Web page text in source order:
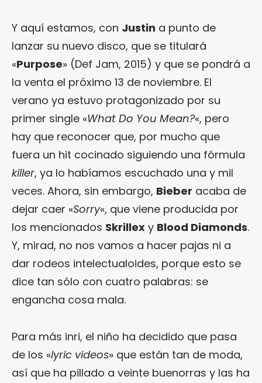
Y aquí estamos, con Justin a punto de
lanzar su nuevo disco, que se titulará
«Purpose» (Def Jam, 2015) y que se pondrá a
la venta el próximo 13 de noviembre. El
verano ya estuvo protagonizado por su
primer single «What Do You Mean?«, pero
hay que reconocer que, por mucho que
fuera un hit cocinado siguiendo una fórmula
killer, ya lo habíamos escuchado una y mil
veces. Ahora, sin embargo, Bieber acaba de
dejar caer «Sorry«, que viene producida por
los mencionados Skrillex y Blood Diamonds.
Y, mirad, no nos vamos a hacer pajas ni a
dar rodeos intelectualoides, porque esto se
dice tan sólo con cuatro palabras: se
engancha cosa mala.
Para más inri, el niño ha decidido que pasa
de los «lyric videos» que están tan de moda,
así que ha pillado a veinte buenorras y las ha